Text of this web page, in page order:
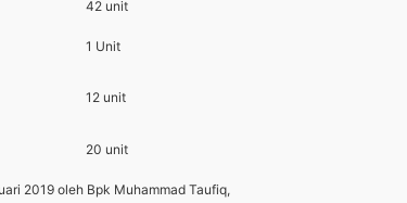
42 unit
1 Unit
12 unit
20 unit
2019 oleh Bpk Muhammad Taufiq,